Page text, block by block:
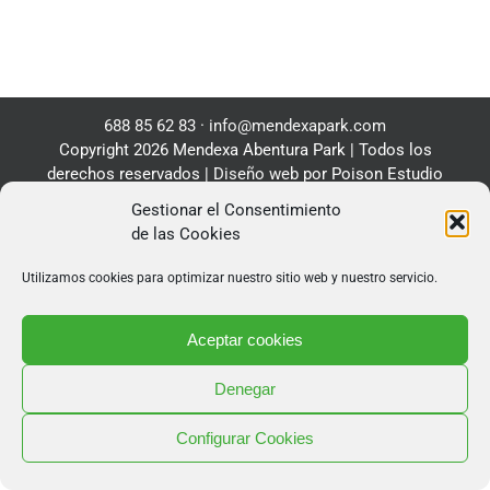
Gestionar el Consentimiento
de las Cookies
Utilizamos cookies para optimizar nuestro sitio web y nuestro servicio.
Aceptar cookies
Denegar
Configurar Cookies
688 85 62 83 · info@mendexapark.com
Copyright 2026 Mendexa Abentura Park | Todos los
derechos reservados | Diseño web por Poison Estudio